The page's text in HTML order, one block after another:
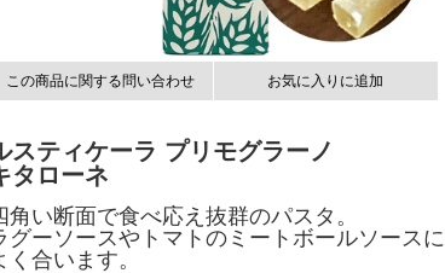
この商品に関する問い合わせ お気に入りに追加
スティケーラ プリモグラーノ
タローネ
角い断面で食べ応え抜群のパスタ。
グーソースやトマトのミートボールソースに
く合います。